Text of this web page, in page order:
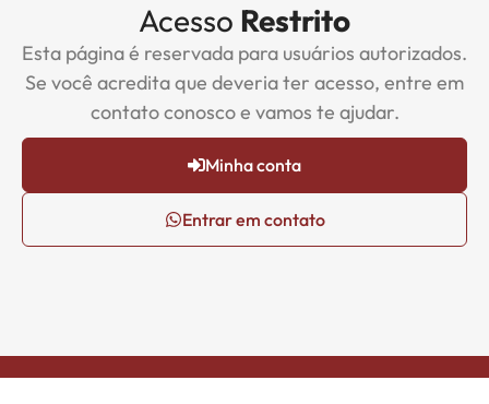
Acesso Restrito
Esta página é reservada para usuários autorizados.
Se você acredita que deveria ter acesso, entre em
contato conosco e vamos te ajudar.
Minha conta
Entrar em contato